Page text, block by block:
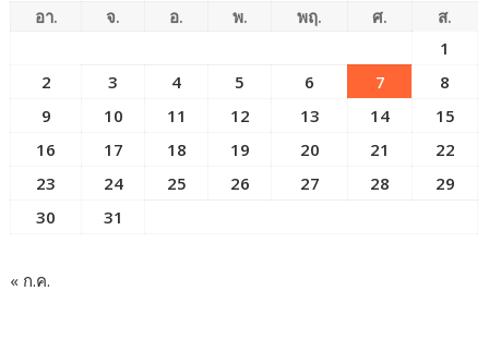
อา. จ. อ. พ. พฤ. ศ.
ส.
1
2
3 4 5 6 7
8
9
10 11 12 13 14
15
16
17 18 19 20 21
22
23
24 25 26 27 28
29
30
31
« ก.ค.